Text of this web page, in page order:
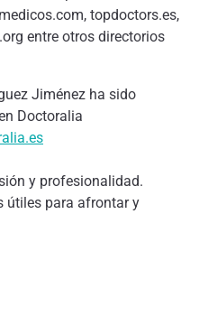
topdoctors.es,
entre otros directorios
Jiménez ha sido
Doctoralia
y profesionalidad.
útiles para afrontar y